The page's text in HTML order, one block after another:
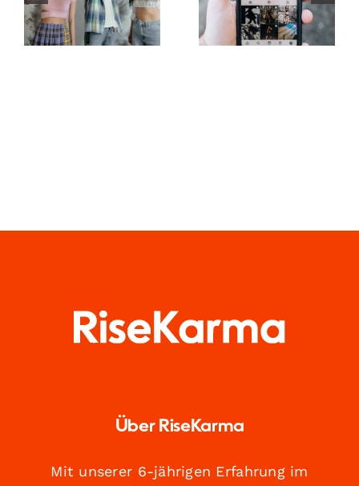
Schriftgeneratoren
für kreative
Untertitel
von
Beiträgen in
sozialen
Über RiseKarma
Mit unserer 6-jährigen Erfahrung im